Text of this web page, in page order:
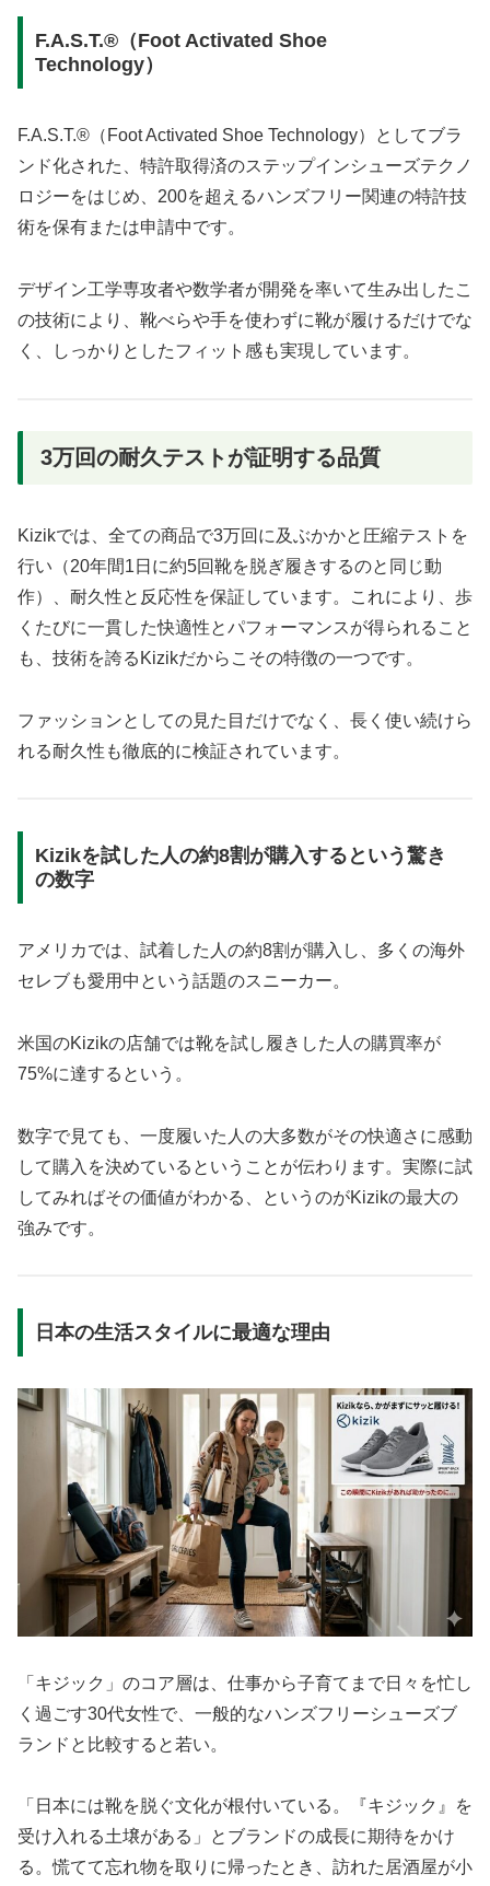
F.A.S.T.®（Foot Activated Shoe
Technology）
F.A.S.T.®（Foot Activated Shoe Technology）としてブラ
ンド化された、特許取得済のステップインシューズテクノ
ロジーをはじめ、200を超えるハンズフリー関連の特許技
術を保有または申請中です。
デザイン工学専攻者や数学者が開発を率いて生み出したこ
の技術により、靴べらや手を使わずに靴が履けるだけでな
く、しっかりとしたフィット感も実現しています。
3万回の耐久テストが証明する品質
Kizikでは、全ての商品で3万回に及ぶかかと圧縮テストを
行い（20年間1日に約5回靴を脱ぎ履きするのと同じ動
作）、耐久性と反応性を保証しています。これにより、歩
くたびに一貫した快適性とパフォーマンスが得られること
も、技術を誇るKizikだからこその特徴の一つです。
ファッションとしての見た目だけでなく、長く使い続けら
れる耐久性も徹底的に検証されています。
Kizikを試した人の約8割が購入するという驚き
の数字
アメリカでは、試着した人の約8割が購入し、多くの海外
セレブも愛用中という話題のスニーカー。
米国のKizikの店舗では靴を試し履きした人の購買率が
75%に達するという。
数字で見ても、一度履いた人の大多数がその快適さに感動
して購入を決めているということが伝わります。実際に試
してみればその価値がわかる、というのがKizikの最大の
強みです。
日本の生活スタイルに最適な理由
「キジック」のコア層は、仕事から子育てまで日々を忙し
く過ごす30代女性で、一般的なハンズフリーシューズブ
ランドと比較すると若い。
「日本には靴を脱ぐ文化が根付いている。『キジック』を
受け入れる土壌がある」とブランドの成長に期待をかけ
る。慌てて忘れ物を取りに帰ったとき、訪れた居酒屋が小